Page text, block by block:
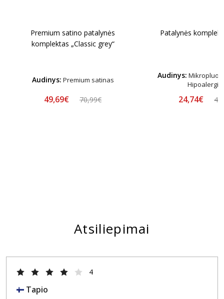
Premium satino patalynės
komplektas „Classic grey“
Audinys: Premium satinas
49,69€ 70,99€
Patalynės
Audinys:
24,74€
Atsiliepimai
4
Tapio